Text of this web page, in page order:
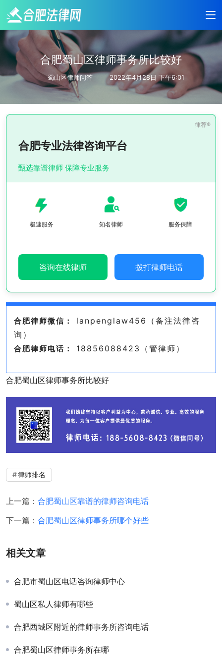
合肥蜀山区律师事务所比较好
蜀山区律师问答 2022年4月28日 下午6:01
合肥专业法律咨询平台
甄选靠谱律师 保障专业服务
极速服务 知名律师 服务保障
咨询在线律师 拨打律师电话
合肥律师微信：
lanpenglaw456（备注法律咨
询）
合肥律师电话： 18856088423（管律师）
合肥蜀山区律师事务所比较好
律师排名
上一篇： 合肥蜀山区靠谱的律师咨询电话
下一篇： 合肥蜀山区律师事务所哪个好些
相关文章
合肥市蜀山区电话咨询律师中心
蜀山区私人律师有哪些
合肥西城区附近的律师事务所咨询电话
合肥蜀山区律师事务所在哪